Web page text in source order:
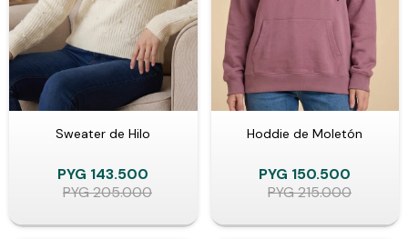
Sweater de Hilo
PYG 143.500
PYG205.000
Hoddie de Moletón
PYG 150.500
PYG215.000